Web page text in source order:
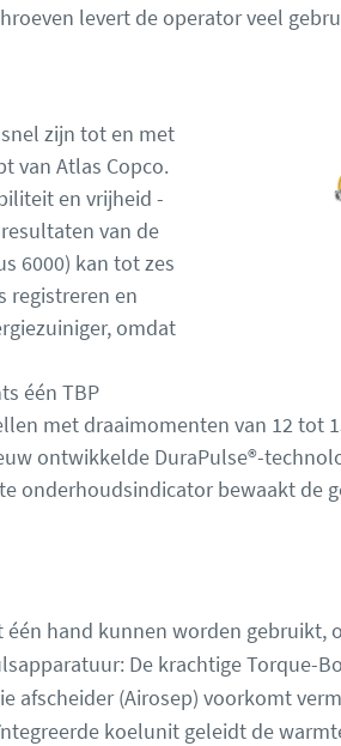
levert de operator veel
zijn tot en met
van Atlas Copco.
en vrijheid -
van de
6000) kan tot zes
registreren en
omdat
één TBP
met draaimomenten van 12 tot
ontwikkelde DuraPulse®-
onderhoudsindicator bewaakt de
hand kunnen worden gebruikt,
De krachtige Torque-
afscheider (Airosep) voorkomt
koelunit geleidt de